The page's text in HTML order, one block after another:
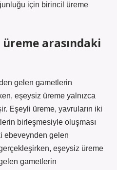
için birincil üreme
üreme arasındaki
gelen gametlerin
eşeysiz üreme yalnızca
Eşeyli üreme, yavruların iki
birleşmesiyle oluşması
ebeveynden gelen
eşeysiz üreme
gametlerin